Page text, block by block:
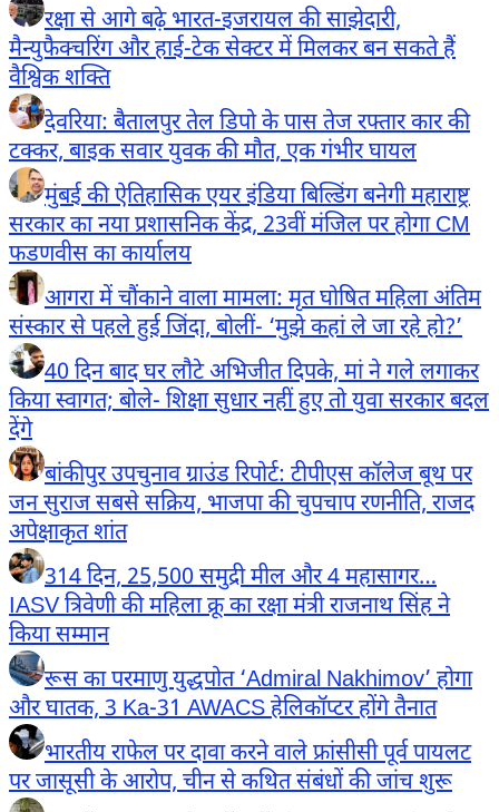
रक्षा से आगे बढ़े भारत-इजरायल की साझेदारी,
मैन्युफैक्चरिंग और हाई-टेक सेक्टर में मिलकर बन सकते हैं
वैश्विक शक्ति
देवरिया: बैतालपुर तेल डिपो के पास तेज रफ्तार कार की
टक्कर, बाइक सवार युवक की मौत, एक गंभीर घायल
मुंबई की ऐतिहासिक एयर इंडिया बिल्डिंग बनेगी महाराष्ट्र
सरकार का नया प्रशासनिक केंद्र, 23वीं मंजिल पर होगा CM
फडणवीस का कार्यालय
आगरा में चौंकाने वाला मामला: मृत घोषित महिला अंतिम
संस्कार से पहले हुई जिंदा, बोलीं- ‘मुझे कहां ले जा रहे हो?’
40 दिन बाद घर लौटे अभिजीत दिपके, मां ने गले लगाकर
किया स्वागत; बोले- शिक्षा सुधार नहीं हुए तो युवा सरकार बदल
देंगे
बांकीपुर उपचुनाव ग्राउंड रिपोर्ट: टीपीएस कॉलेज बूथ पर
जन सुराज सबसे सक्रिय, भाजपा की चुपचाप रणनीति, राजद
अपेक्षाकृत शांत
314 दिन, 25,500 समुद्री मील और 4 महासागर…
IASV त्रिवेणी की महिला क्रू का रक्षा मंत्री राजनाथ सिंह ने
किया सम्मान
रूस का परमाणु युद्धपोत ‘Admiral Nakhimov’ होगा
और घातक, 3 Ka-31 AWACS हेलिकॉप्टर होंगे तैनात
भारतीय राफेल पर दावा करने वाले फ्रांसीसी पूर्व पायलट
पर जासूसी के आरोप, चीन से कथित संबंधों की जांच शुरू